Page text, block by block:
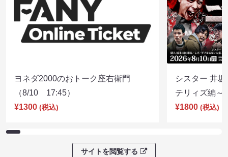
ヨネダ2000のおトーク座右衛門
（8/10 17:45）
¥1300 (税込)
シスター 井
テリィズ編
¥1800 (税込)
サイトを閲覧する